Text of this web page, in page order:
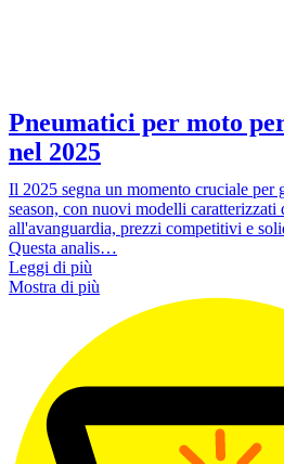
Pneumatici per moto
nel 2025
Il 2025 segna un momento cruciale per
season, con nuovi modelli caratterizzati
all'avanguardia, prezzi competitivi e
Questa analis…
Leggi di più
Mostra di più